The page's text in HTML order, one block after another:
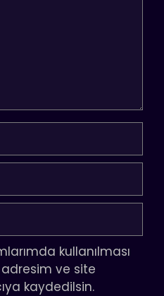
kullanılması
ve site
kaydedilsin.